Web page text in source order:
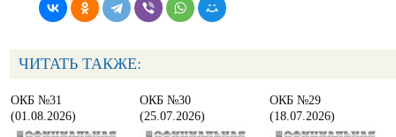
ЧИТАТЬ ТАКЖЕ:
ОКБ №31
(01.08.2026)
ОКБ №30
(25.07.2026)
ОКБ №29
(18.07.2026)